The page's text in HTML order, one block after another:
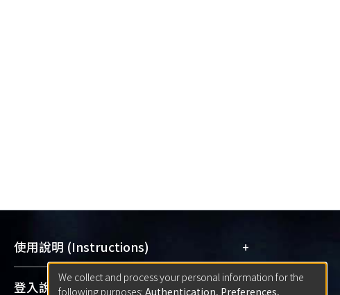
使用說明 (Instructions) +
網站簡介(Quickstart Guide)
登入說明 (Sign-in) +
We collect and process your personal information for the
following purposes: Authentication, Preferences,